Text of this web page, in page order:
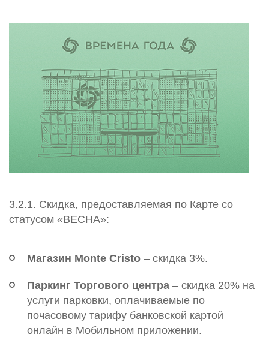
3.2.1. Скидка, предоставляемая по Карте со
статусом «ВЕСНА»:
Магазин Monte Cristo – скидка 3%.
Паркинг Торгового центра – скидка 20% на
услуги парковки, оплачиваемые по
почасовому тарифу банковской картой
онлайн в Мобильном приложении.